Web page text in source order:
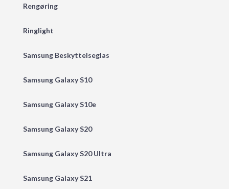
Rengøring
Ringlight
Samsung Beskyttelseglas
Samsung Galaxy S10
Samsung Galaxy S10e
Samsung Galaxy S20
Samsung Galaxy S20 Ultra
Samsung Galaxy S21